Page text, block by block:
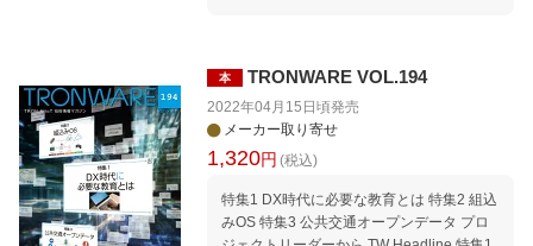
明光電子の製品紹介3 準天頂衛星システム
現！多周波マルチGNSS測位モジュール TIV
AC Information セミナー情報｜セミナース
ケジュール 2022年8月〜11月 Welcome to
交通オープンデータ協議会に入会しよう! M
ovement｜TRONから見たコンピュータ業
載：誌上セミナー μT-Kernel 3.0でIoTエッ
ジノードを作ろう 第2回 開発環境とμT-Ker
nel 3.0の実行 連載：電子の統合商社 明光
電子の製品紹介2 明光電子が提供するIoTエ
ッジノード開発：ビジネスパートナーとの
連携 TIVAC Information セミナー情報｜セ
ミナースケジュール 2022年6月〜9月 Welc
ome to TRON Forum ＆ Ubiquitous ID Cent
本 TRONWARE VOL.194
2022年04月15日頃発売
メーカー取り寄せ
1,320円 (税込)
特集1 DX時代に必要な教育とは 特集2 組込
みOS 特集3 公共交通オープンデータ プロ